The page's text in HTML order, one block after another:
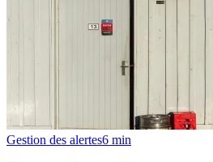
Gestion des alertes6 min